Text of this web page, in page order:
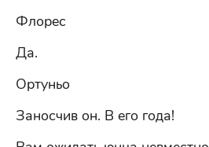
Флорес
Да.
Ортуньо
Заносчив он. В его года!